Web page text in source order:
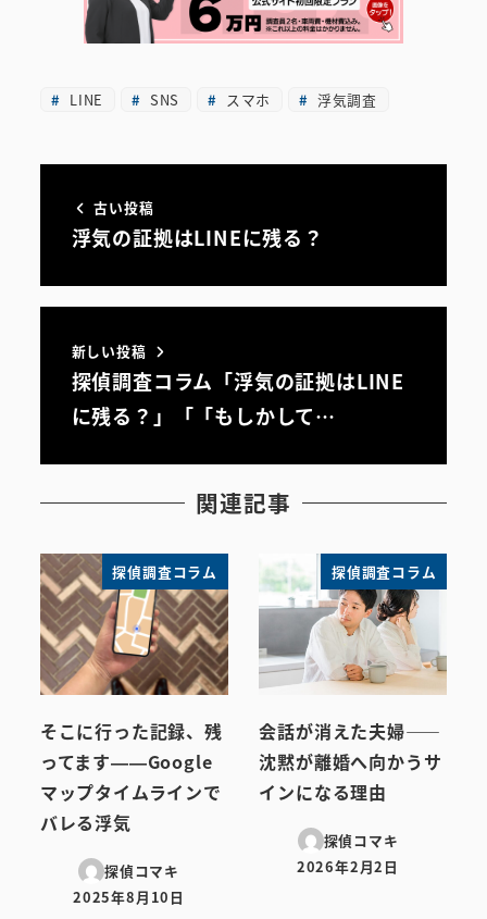
LINE SNS スマホ 浮気調査
古い投稿
浮気の証拠はLINEに残る？
新しい投稿
探偵調査コラム「浮気の証拠はLINE
に残る？」「「もしかして…
関連記事
探偵調査コラム
そこに行った記録、残
ってます——Google
マップタイムラインで
バレる浮気
探偵コマキ
投稿日
2025年8月10日
探偵調査コラム
会話が消えた夫婦――
沈黙が離婚へ向かうサ
インになる理由
探偵コマキ
投稿日
2026年2月2日